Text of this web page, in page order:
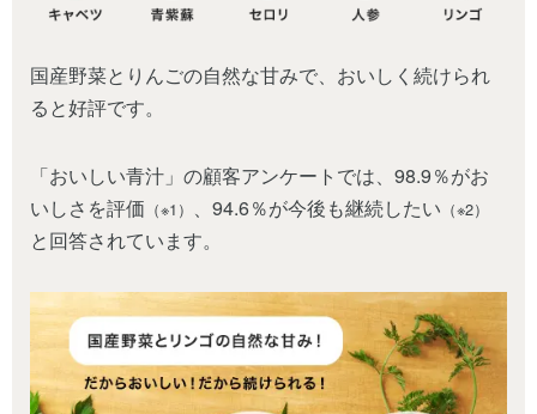
国産野菜とりんごの自然な甘みで、おいしく続けられ
ると好評です。
「おいしい青汁」の顧客アンケートでは、98.9％がお
いしさを評価 （※1） 、94.6％が今後も継続したい （※2）
と回答されています。